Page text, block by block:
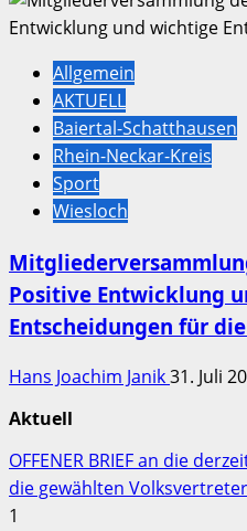
Allgemein
AKTUELL
Baiertal-Schatthausen
Rhein-Neckar-Kreis
Sport
Wiesloch
Positive Entwicklung
Entscheidungen für
Hans Joachim Janik31. Juli
Aktuell
OFFENER BRIEF an die
die gewählten
1